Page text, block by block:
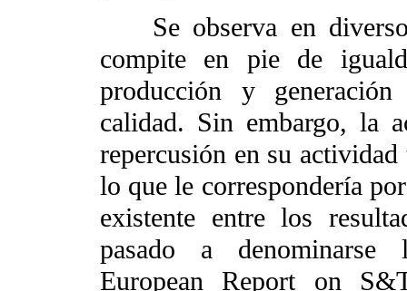
Se observa en
compite en pie de
producción y
calidad. Sin embargo, la
repercusión en su
lo que le correspondería
existente entre los
pasado a denominarse
European Report on